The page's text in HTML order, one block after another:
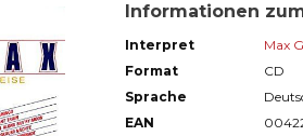
Informationen
Interpret
Max
Format
CD
Sprache
EAN